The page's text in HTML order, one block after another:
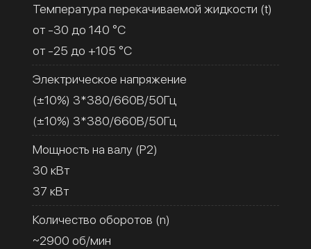
Температура перекачиваемой жидкости (t)
от -30 до 140 °C
от -25 до +105 °C
Электрическое напряжение
(±10%) 3*380/660В/50Гц
(±10%) 3*380/660В/50Гц
Мощность на валу (Р2)
30 кВт
37 кВт
Количество оборотов (n)
~2900 об/мин